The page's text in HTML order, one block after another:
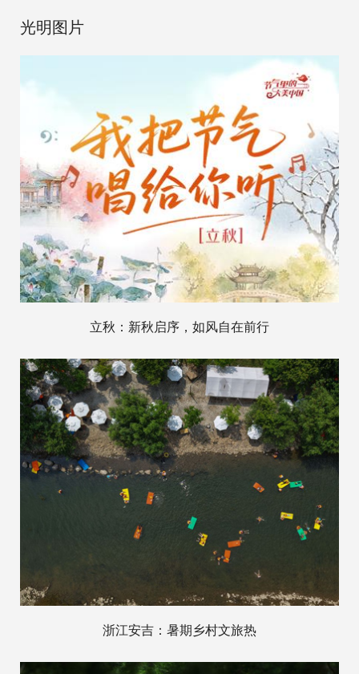
光明图片
立秋：新秋启序，如风自在前行
浙江安吉：暑期乡村文旅热